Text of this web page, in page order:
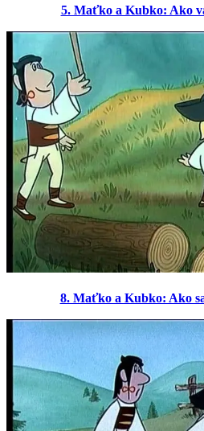
5. Maťko a Kubko: Ako
8. Maťko a Kubko: Ako